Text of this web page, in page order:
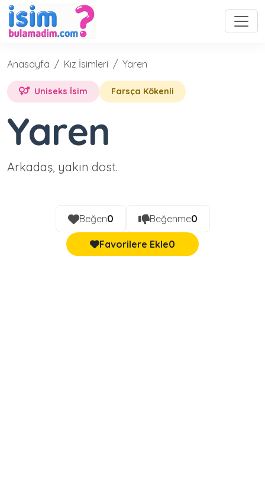
Anasayfa Kız İsimleri Yaren
Uniseks İsim Farsça Kökenli
Yaren
Arkadaş, yakın dost.
Beğen0 Beğenme0
Favorilere Ekle0